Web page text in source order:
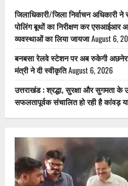
जिलाधिकारी/जिला निर्वाचन अधिकारी
पोलिंग बूथों का निरीक्षण कर एसआईआर
व्यवस्थाओं का लिया जायजाAugust 6,
बनबसा रेलवे स्टेशन पर अब रुकेगी
मंत्री ने दी स्वीकृतिAugust 6, 2026
उत्तराखंड : श्रद्धा, सुरक्षा और सुगमता
सफलतापूर्वक संचालित हो रही है कांवड़